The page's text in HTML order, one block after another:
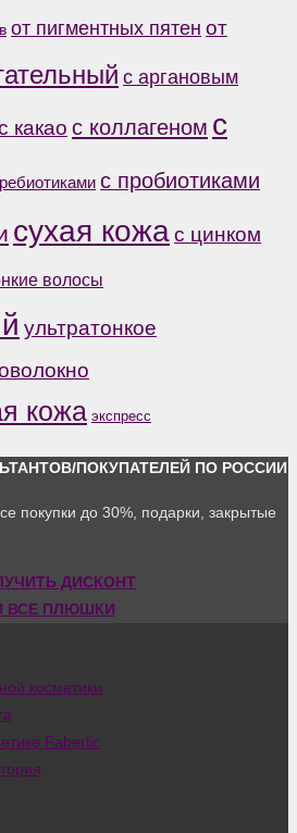
от пигментных пятен от
с аргановым
какао с коллагеном с
с пробиотиками
сухая кожас цинком
волосы
ультратонкое
кожа экспресс
ПОКУПАТЕЛЕЙ ПО РОССИИ
покупки до 30%, подарки, закрытые
ДИСКОНТ
ВСЕ ПЛЮШКИ
косметики
Faberlic